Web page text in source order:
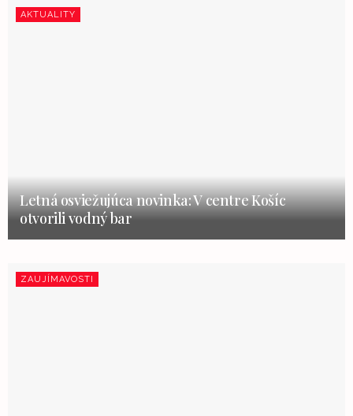
AKTUALITY
Letná osviežujúca novinka: V centre Košíc
otvorili vodný bar
ZAUJÍMAVOSTI